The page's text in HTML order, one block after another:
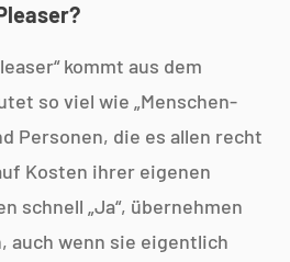
kommt aus dem
so viel wie „Menschen-
Personen, die es allen recht
Kosten ihrer eigenen
schnell „Ja“, übernehmen
auch wenn sie eigentlich